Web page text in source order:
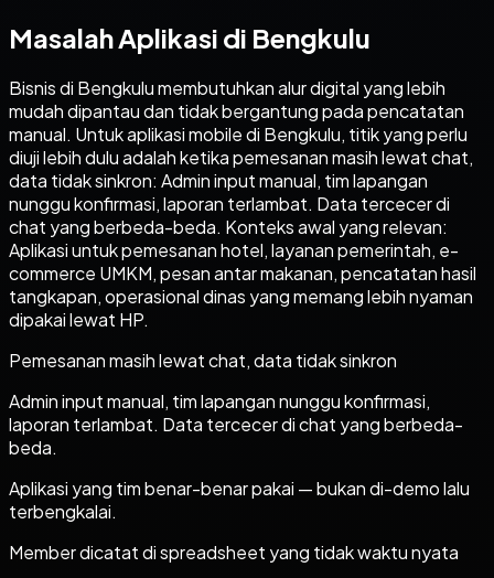
Masalah Aplikasi di Bengkulu
Bisnis di Bengkulu membutuhkan alur digital yang lebih
mudah dipantau dan tidak bergantung pada pencatatan
manual. Untuk aplikasi mobile di Bengkulu, titik yang perlu
diuji lebih dulu adalah ketika pemesanan masih lewat chat,
data tidak sinkron: Admin input manual, tim lapangan
nunggu konfirmasi, laporan terlambat. Data tercecer di
chat yang berbeda-beda. Konteks awal yang relevan:
Aplikasi untuk pemesanan hotel, layanan pemerintah, e-
commerce UMKM, pesan antar makanan, pencatatan hasil
tangkapan, operasional dinas yang memang lebih nyaman
dipakai lewat HP.
Pemesanan masih lewat chat, data tidak sinkron
Admin input manual, tim lapangan nunggu konfirmasi,
laporan terlambat. Data tercecer di chat yang berbeda-
beda.
Aplikasi yang tim benar-benar pakai — bukan di-demo lalu
terbengkalai.
Member dicatat di spreadsheet yang tidak waktu nyata